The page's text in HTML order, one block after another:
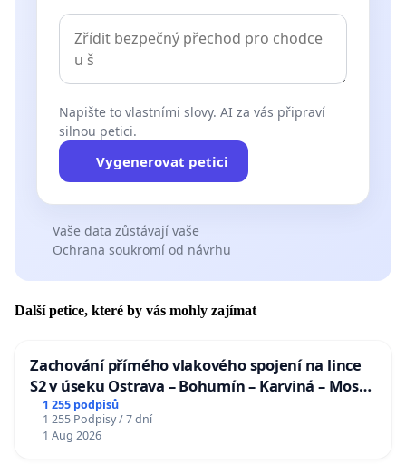
Napište to vlastními slovy. AI za vás připraví
silnou petici.
Vygenerovat petici
Vaše data zůstávají vaše
Ochrana soukromí od návrhu
Další petice, které by vás mohly zajímat
Zachování přímého vlakového spojení na lince
S2 v úseku Ostrava – Bohumín – Karviná – Mosty
u Jablunkova
1 255 podpisů
1 255 Podpisy / 7 dní
1 Aug 2026